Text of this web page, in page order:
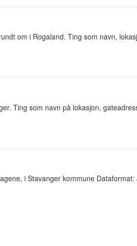
om i Rogaland. Ting som navn,
Ting som navn på lokasjon,
i Stavanger kommune Dataformat: